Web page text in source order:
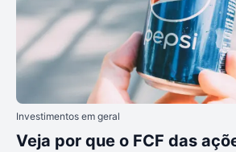
Investimentos em geral
Veja por que o FCF das